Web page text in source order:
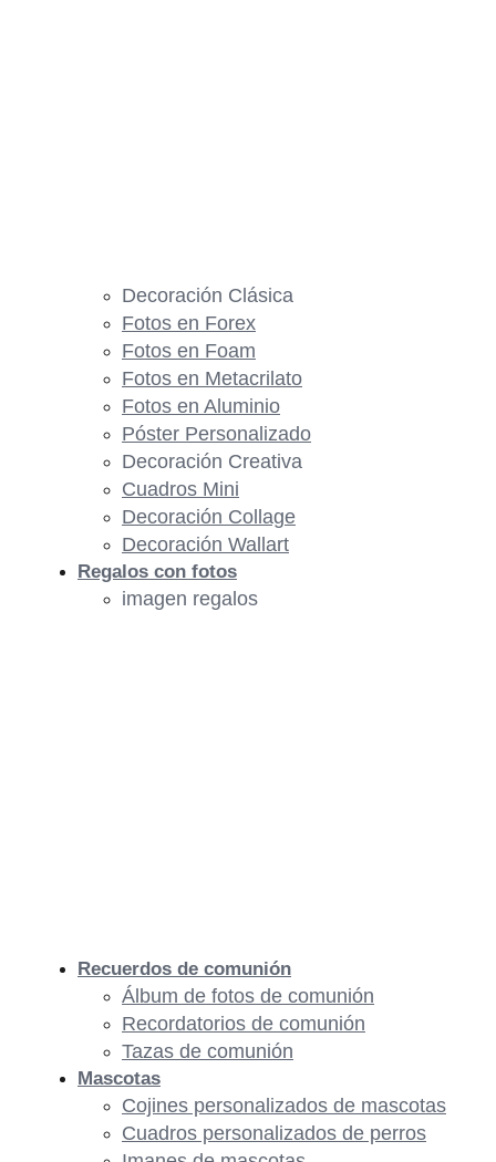
Decoración Clásica
Fotos en Forex
Fotos en Foam
Fotos en Metacrilato
Fotos en Aluminio
Póster Personalizado
Decoración Creativa
Cuadros Mini
Decoración Collage
Decoración Wallart
Regalos con fotos
imagen regalos
Recuerdos de comunión
Álbum de fotos de comunión
Recordatorios de comunión
Tazas de comunión
Mascotas
Cojines personalizados de mascotas
Cuadros personalizados de perros